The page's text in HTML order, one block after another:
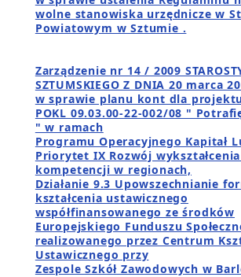
wolne stanowiska urzędnicze w
Powiatowym w Sztumie .
Zarządzenie nr 14 / 2009
SZTUMSKIEGO Z DNIA 20 marca
w sprawie planu kont dla
POKL 09.03.00-22-002/08 "
" w ramach
Programu Operacyjnego Kapitał
Priorytet IX Rozwój
kompetencji w regionach,
Działanie 9.3 Upowszechnianie
kształcenia ustawicznego
współfinansowanego ze środków
Europejskiego Funduszu
realizowanego przez Centrum
Ustawicznego przy
Zespole Szkół Zawodowych w